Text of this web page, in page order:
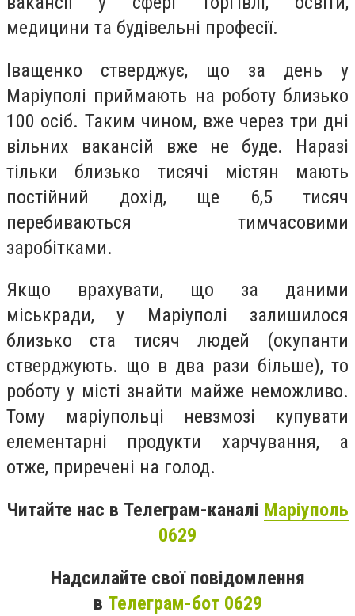
медицини та будівельні професії.
Іващенко стверджує, що за день у
Маріуполі приймають на роботу близько
100 осіб. Таким чином, вже через три дні
вільних вакансій вже не буде. Наразі
тільки близько тисячі містян мають
постійний дохід, ще 6,5 тисяч
перебиваються тимчасовими
заробітками.
Якщо врахувати, що за даними
міськради, у Маріуполі залишилося
близько ста тисяч людей (окупанти
стверджують. що в два рази більше), то
роботу у місті знайти майже неможливо.
Тому маріупольці невзмозі купувати
елементарні продукти харчування, а
отже, приречені на голод.
Читайте нас в Телеграм-каналі Маріуполь
0629
Надсилайте свої повідомлення
в Телеграм-бот 0629